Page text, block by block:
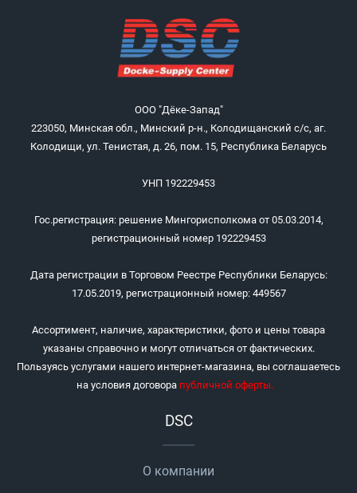
ООО "Дёке-Запад"
223050, Минская обл., Минский р-н., Колодищанский с/с, аг.
Колодищи, ул. Тенистая, д. 26, пом. 15, Республика Беларусь
УНП 192229453
Гос.регистрация: решение Мингорисполкома от 05.03.2014,
регистрационный номер 192229453
Дата регистрации в Торговом Реестре Республики Беларусь:
17.05.2019, регистрационный номер: 449567
Ассортимент, наличие, характеристики, фото и цены товара
указаны справочно и могут отличаться от фактических.
Пользуясь услугами нашего интернет-магазина, вы соглашаетесь
на условия договора публичной оферты.
DSC
О компании